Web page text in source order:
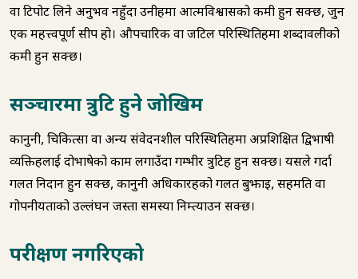
वा टिपोट लिने अनुभव नहुँदा उनीहरूमा आत्मविश्वासको कमी हुन सक्छ, जुन
एक महत्त्वपूर्ण सीप हो। औपचारिक वा जटिल परिस्थितिहरूमा शब्दावलीको
कमी हुन सक्छ।
सञ्चारमा त्रुटि हुने जोखिम
कानुनी, चिकित्सा वा अन्य संवेदनशील परिस्थितिहरूमा अप्रशिक्षित द्विभाषी
व्यक्तिहरूलाई दोभाषेको काम लगाउँदा गम्भीर त्रुटिहरू हुन सक्छ। यसले गर्दा
गलत निदान हुन सक्छ, कानुनी अधिकारहरूको गलत बुझाइ, सहमति वा
गोपनीयताको उल्लंघन जस्ता समस्या निम्त्याउन सक्छ।
परीक्षण नगरिएको